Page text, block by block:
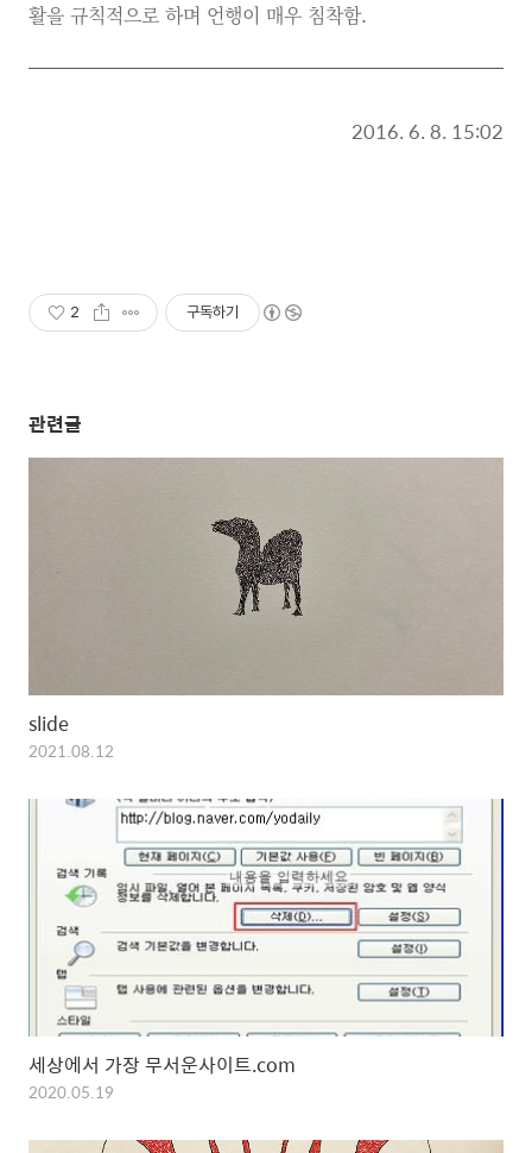
활을 규칙적으로 하며 언행이 매우 침착함.
2016. 6. 8. 15:02
2 구독하기
관련글
slide
2021.08.12
세상에서 가장 무서운사이트.com
2020.05.19